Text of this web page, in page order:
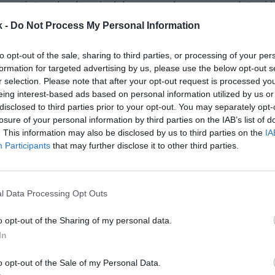
- Do Not Process My Personal Information
opt-out of the sale, sharing to third parties, or processing of your
for targeted advertising by us, please use the below opt-out
selection. Please note that after your opt-out request is processed
interest-based ads based on personal information utilized by us
to third parties prior to your opt-out. You may separately
of your personal information by third parties on the IAB’s list of
This information may also be disclosed by us to third parties on the
Participants that may further disclose it to other third parties.
Data Processing Opt Outs
opt-out of the Sharing of my personal data.
opt-out of the Sale of my Personal Data.
de euros, se reserva paradeportistas y
las ayudas por los resultados obtenidos en
durante 2025 y las becas CSDTeam
España Transición , destinadas a acompañar a
la preparación deportiva y en el momento de
ha detallado el organismo público.
el plan de ayudas contempla
nacionales. ¿El objetivo? Apoyar el
España Élite y Team España Estratégico